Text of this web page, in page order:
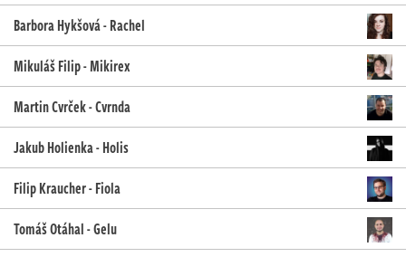
Barbora Hykšová - Rachel
Mikuláš Filip - Mikirex
Martin Cvrček - Cvrnda
Jakub Holienka - Holis
Filip Kraucher - Fiola
Tomáš Otáhal - Gelu